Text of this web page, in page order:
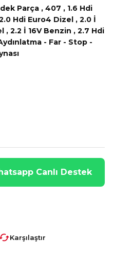
Parça , 407 , 1.6 Hdi
Hdi Euro4 Dizel , 2.0 İ
, 2.2 İ 16V Benzin , 2.7 Hdi
- Far - Stop -
Canlı Destek
Karşılaştır